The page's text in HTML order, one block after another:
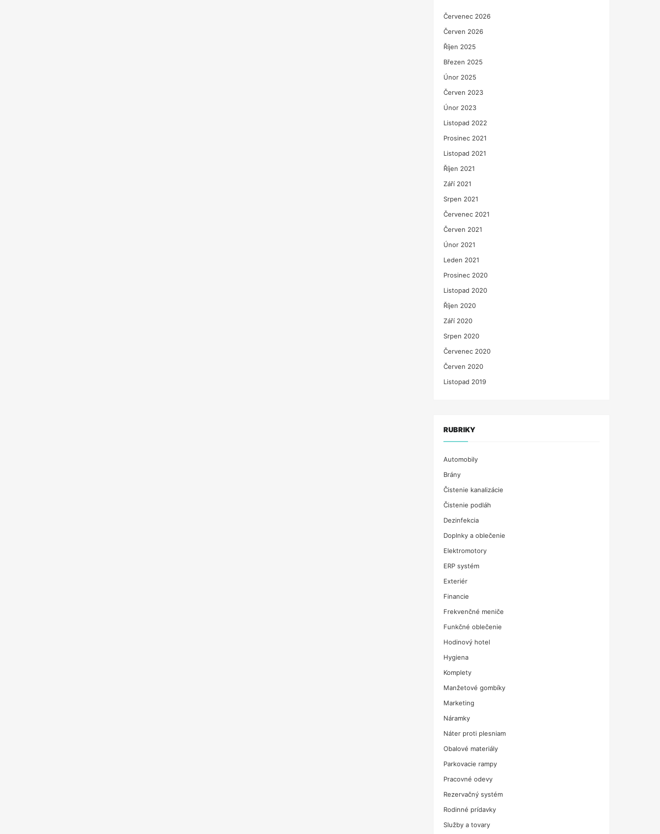
Červenec 2026
Červen 2026
Říjen 2025
Březen 2025
Únor 2025
Červen 2023
Únor 2023
Listopad 2022
Prosinec 2021
Listopad 2021
Říjen 2021
Září 2021
Srpen 2021
Červenec 2021
Červen 2021
Únor 2021
Leden 2021
Prosinec 2020
Listopad 2020
Říjen 2020
Září 2020
Srpen 2020
Červenec 2020
Červen 2020
Listopad 2019
RUBRIKY
Automobily
Brány
Čistenie kanalizácie
Čistenie podláh
Dezinfekcia
Doplnky a oblečenie
Elektromotory
ERP systém
Exteriér
Financie
Frekvenčné meniče
Funkčné oblečenie
Hodinový hotel
Hygiena
Komplety
Manžetové gombíky
Marketing
Náramky
Náter proti plesniam
Obalové materiály
Parkovacie rampy
Pracovné odevy
Rezervačný systém
Rodinné prídavky
Služby a tovary